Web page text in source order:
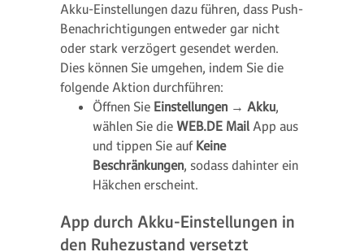
Akku-Einstellungen dazu führen, dass Push-
Benachrichtigungen entweder gar nicht
oder stark verzögert gesendet werden.
Dies können Sie umgehen, indem Sie die
folgende Aktion durchführen:
Öffnen Sie Einstellungen → Akku,
wählen Sie die WEB.DE Mail App aus
und tippen Sie auf Keine
Beschränkungen, sodass dahinter ein
Häkchen erscheint.
App durch Akku-Einstellungen in
den Ruhezustand versetzt